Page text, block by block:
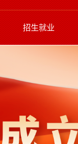
招生就业